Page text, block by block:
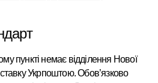
пункті немає відділення Нової
Укрпоштою.Обов’язково